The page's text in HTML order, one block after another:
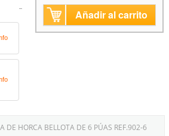
Añadir al carrito
DE HORCA BELLOTA DE 6 PÚAS REF.902-6